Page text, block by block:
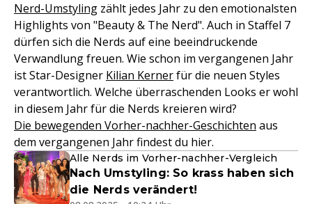
Nerd-Umstyling zählt jedes Jahr zu den emotionalsten
Highlights von "Beauty & The Nerd". Auch in Staffel 7
dürfen sich die Nerds auf eine beeindruckende
Verwandlung freuen. Wie schon im vergangenen Jahr
ist Star-Designer Kilian Kernerfür die neuen Styles
verantwortlich. Welche überraschenden Looks er wohl
in diesem Jahr für die Nerds kreieren wird?
Die bewegenden Vorher-nachher-Geschichten aus
dem vergangenen Jahr findest du hier.
Alle Nerds im Vorher-nachher-Vergleich
Nach Umstyling: So krass haben sich
die Nerds verändert!